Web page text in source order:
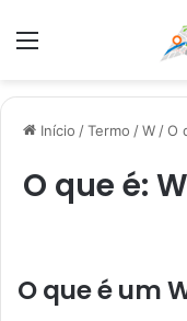
Menu
Início /Termo /W /O
O que é:
O que é um